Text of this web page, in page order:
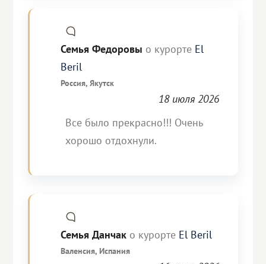
Семья Федоровы о курорте El
Beril
Россия, Якутск
18 июля 2026
Все было прекрасно!!! Очень
хорошо отдохнули.
Семья Данчак о курорте El Beril
Валенсия, Испания